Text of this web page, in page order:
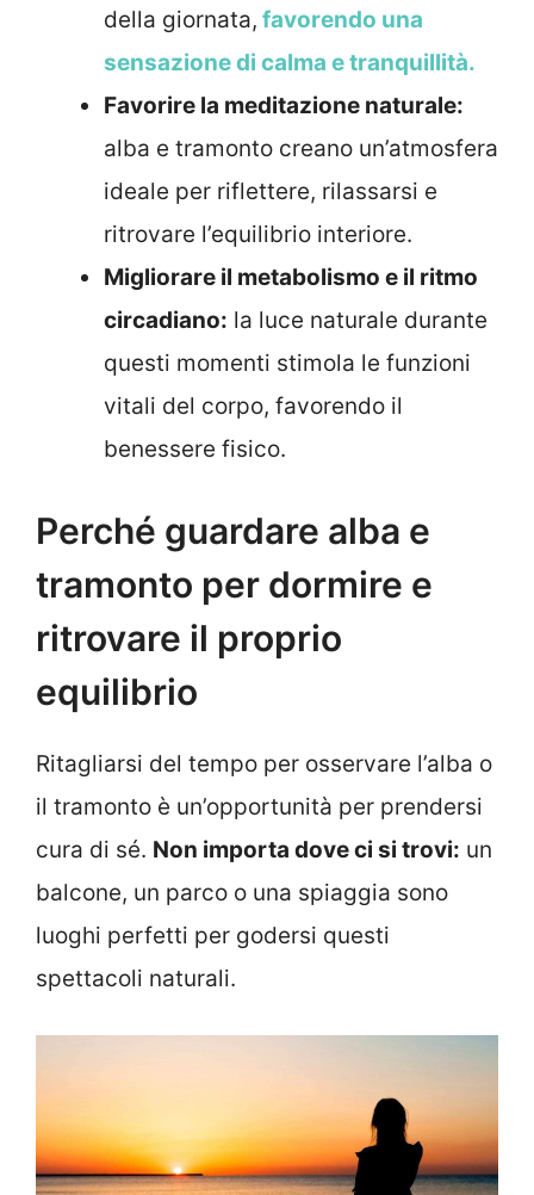
della giornata, favorendo una
sensazione di calma e tranquillità.
Favorire la meditazione naturale:
alba e tramonto creano un’atmosfera
ideale per riflettere, rilassarsi e
ritrovare l’equilibrio interiore.
Migliorare il metabolismo e il ritmo
circadiano: la luce naturale durante
questi momenti stimola le funzioni
vitali del corpo, favorendo il
benessere fisico.
Perché guardare alba e
tramonto per dormire e
ritrovare il proprio
equilibrio
Ritagliarsi del tempo per osservare l’alba o
il tramonto è un’opportunità per prendersi
cura di sé. Non importa dove ci si trovi: un
balcone, un parco o una spiaggia sono
luoghi perfetti per godersi questi
spettacoli naturali.